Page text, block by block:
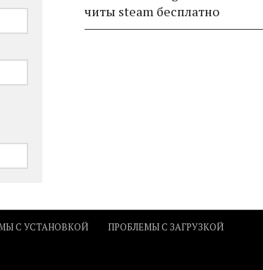
читы steam бесплатно
С УСТАНОВКОЙ ПРОБЛЕМЫ С ЗАГРУЗКОЙ